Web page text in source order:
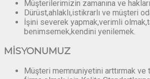
Müşterilerimizin zamanına ve
Dürüst,ahlaklı,istikrarlı ve müşteri
İşini severek yapmak,verimli
benimsemek,kendini yenilemek.
MİSYONUMUZ
Müşteri memnuniyetini arttırmak